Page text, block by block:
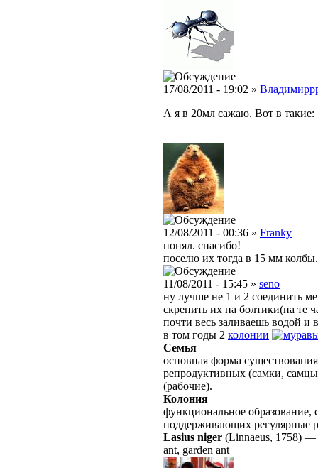
17/08/2011 - 19:02 »
А я в 20мл сажаю. Вот в такие:
12/08/2011 - 00:36 » Franky
понял. спасибо!
поселю их тогда в 15 мм
11/08/2011 - 15:45 » seno
ну лучше не 1 и 2 соединить
скрепить их на болтики(на те
почти весь заливаешь водой и
в том годы 2 колонии
Семья
основная форма
репродуктивных (самки,
(рабочие).
Колония
функциональное образование,
поддерживающих регулярные
Lasius niger (Linnaeus, 1758) —
ant, garden ant